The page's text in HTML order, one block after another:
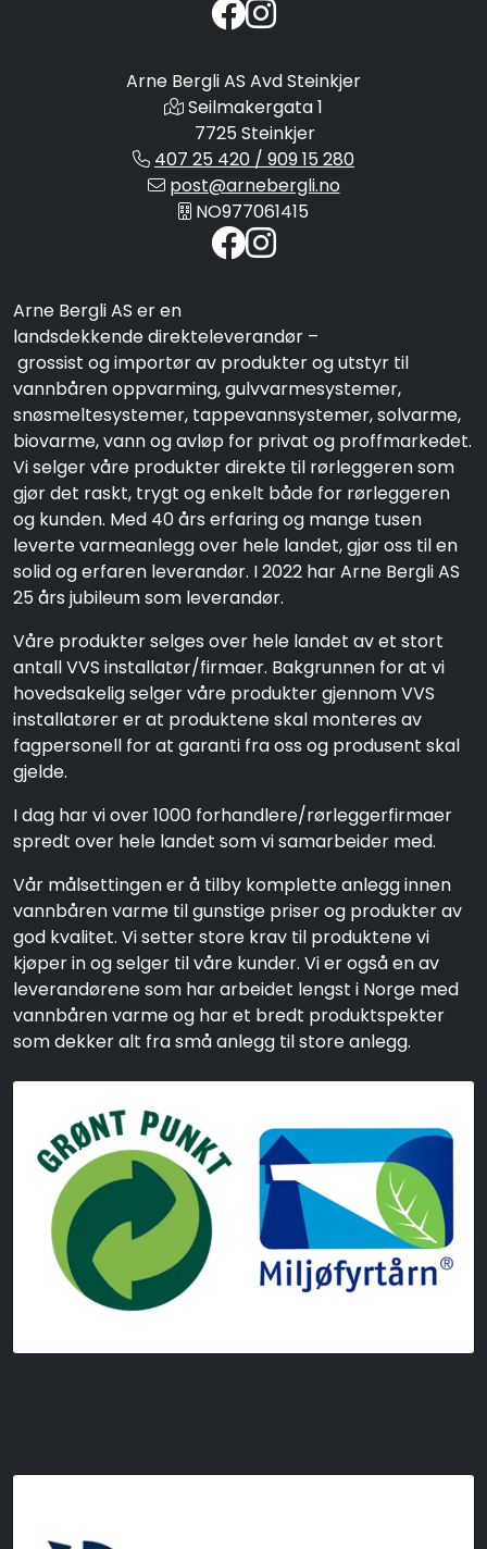
Arne Bergli AS Avd Steinkjer
Seilmakergata 1
7725 Steinkjer
407 25 420 / 909 15 280
post@arnebergli.no
NO977061415
Arne Bergli AS er en
landsdekkende direkteleverandør –
grossist og importør av produkter og utstyr til
vannbåren oppvarming, gulvvarmesystemer,
snøsmeltesystemer, tappevannsystemer, solvarme,
biovarme, vann og avløp for privat og proffmarkedet.
Vi selger våre produkter direkte til rørleggeren som
gjør det raskt, trygt og enkelt både for rørleggeren
og kunden. Med 40 års erfaring og mange tusen
leverte varmeanlegg over hele landet, gjør oss til en
solid og erfaren leverandør. I 2022 har Arne Bergli AS
25 års jubileum som leverandør.
Våre produkter selges over hele landet av et stort
antall VVS installatør/firmaer. Bakgrunnen for at vi
hovedsakelig selger våre produkter gjennom VVS
installatører er at produktene skal monteres av
fagpersonell for at garanti fra oss og produsent skal
gjelde.
I dag har vi over 1000 forhandlere/rørleggerfirmaer
spredt over hele landet som vi samarbeider med.
Vår målsettingen er å tilby komplette anlegg innen
vannbåren varme til gunstige priser og produkter av
god kvalitet. Vi setter store krav til produktene vi
kjøper in og selger til våre kunder. Vi er også en av
leverandørene som har arbeidet lengst i Norge med
vannbåren varme og har et bredt produktspekter
som dekker alt fra små anlegg til store anlegg.